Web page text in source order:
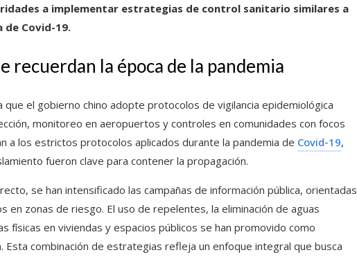
a implementar estrategias de control sanitario similares a
de Covid-19.
recuerdan la época de la pandemia
que el gobierno chino adopte protocolos de vigilancia epidemiológica
monitoreo en aeropuertos y controles en comunidades con focos
a los estrictos protocolos aplicados durante la pandemia de Covid-19,
fueron clave para contener la propagación.
se han intensificado las campañas de información pública, orientadas
en zonas de riesgo. El uso de repelentes, la eliminación de aguas
físicas en viviendas y espacios públicos se han promovido como
combinación de estrategias refleja un enfoque integral que busca